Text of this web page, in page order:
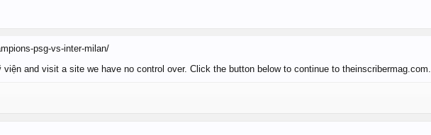
psg-vs-inter-milan/
and visit a site we have no control over. Click the button below to continue to theinscribermag.com.